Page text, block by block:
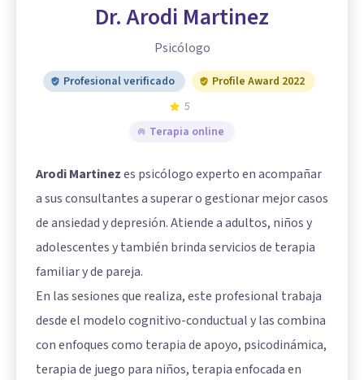
Dr. Arodi Martinez
Psicólogo
Profesional verificado
Profile Award 2022
5
Terapia online
Arodi Martinezes psicólogo experto en acompañar
a sus consultantes a superar o gestionar mejor casos
de ansiedad y depresión. Atiende a adultos, niños y
adolescentes y también brinda servicios de terapia
familiar y de pareja.
En las sesiones que realiza, este profesional trabaja
desde el modelo cognitivo-conductual y las combina
con enfoques como terapia de apoyo, psicodinámica,
terapia de juego para niños, terapia enfocada en